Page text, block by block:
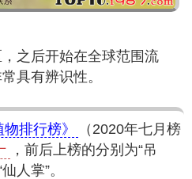
之后开始在全球范围流
具有辨识性。
排行榜》
（2020年七月榜
，前后上榜的分别为“吊
人掌”。